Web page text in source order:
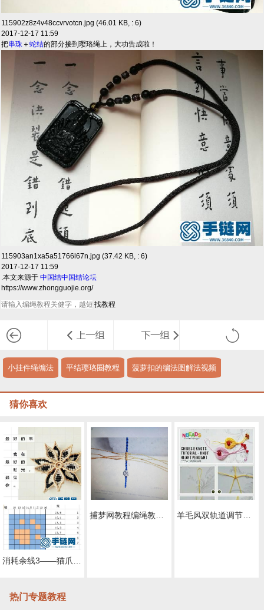
115902z8z4v48ccvrvotcn.jpg (46.01 KB, : 6)
2017-12-17 11:59
把串珠 ＋蛇结的部分接到璎珞绳上，大功告成啦！
115903an1xa5a51766l67n.jpg (37.42 KB, : 6)
2017-12-17 11:59
.本文来源于中国结中国结论坛
https://www.zhongguojie.org/
小挂件绳编法 平结璎珞圈教程 菠萝扣的编法图解法视频
猜你喜欢
一朵小花编绳教程-完整编法步骤
热门专题教程